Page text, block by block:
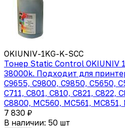
OKIUNIV-1KG-K-SCC
Тонер Static Control OKIUNIV
38000k. Подходит для
C9655, C9800, C9850, C5650,
C711, C801, C810, C821, C822,
C8800, MC560, MC561, MC851,
7 830 ₽
В наличии: 50 шт